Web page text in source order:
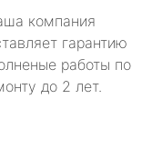
компания
гарантию
работы по
до 2 лет.